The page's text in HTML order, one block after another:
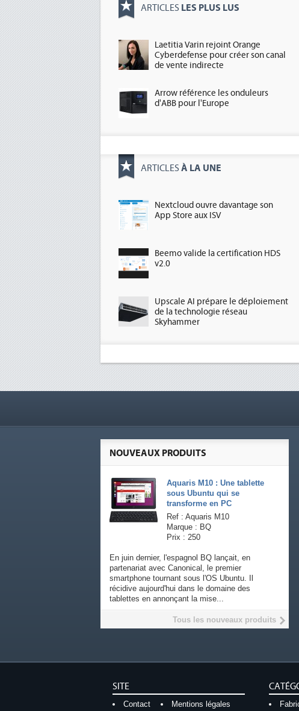
ARTICLES LES PLUS LUS
Laetitia Varin rejoint Orange
Cyberdefense pour créer son canal
de vente indirecte
Arrow référence les onduleurs
d'ABB pour l'Europe
ARTICLES À LA UNE
Nextcloud ouvre davantage son
App Store aux ISV
Beemo valide la certification HDS
v2.0
Upscale AI prépare le déploiement
de la technologie réseau
Skyhammer
NOUVEAUX PRODUITS
Aquaris M10 : Une tablette
sous Ubuntu qui se
transforme en PC
Ref : Aquaris M10
Marque : BQ
Prix : 250
En juin dernier, l'espagnol BQ lançait, en
partenariat avec Canonical, le premier
smartphone tournant sous l'OS Ubuntu. Il
récidive aujourd'hui dans le domaine des
tablettes en annonçant la mise...
Tous les nouveaux produits
SITE
Contact Mentions légales